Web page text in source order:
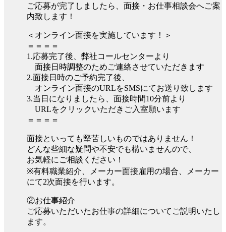
ご応募が完了しましたら、面接・お仕事相談会へご案
内致します！
＜オンライン面接を実施しています！＞
＝＝＝＝
1.応募完了後、弊社コールセンターより
面接日時調整のためご連絡させていただきます
2.面接日時のご予約完了後、
オンライン面接のURLをSMSにてお送り致します
3.当日になりましたら、面接時間10分前より
URLをクリックいただきご入室願います
＝＝＝＝
面接といっても堅苦しいものではありません！
どんな些細な疑問や不安でも構いませんので、
お気軽にご相談ください！
※有料職業紹介、メーカー面接雇用の場合、メーカー
にて2次面接を行います。
②お仕事紹介
ご応募いただいたお仕事の詳細についてご説明いたし
ます。